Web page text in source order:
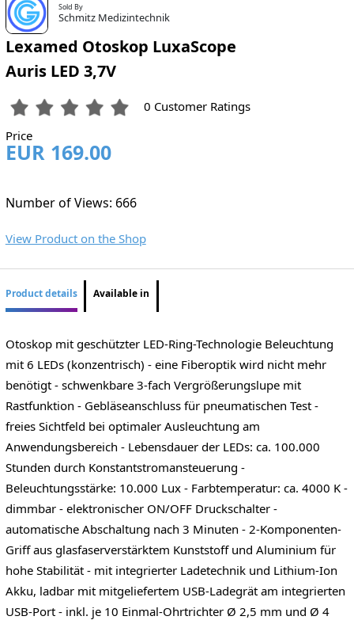
Sold By
Schmitz Medizintechnik
Lexamed Otoskop LuxaScope
Auris LED 3,7V
0 Customer Ratings
Price
EUR 169.00
Number of Views: 666
View Product on the Shop
Product details Available in
Otoskop mit geschützter LED-Ring-Technologie Beleuchtung
mit 6 LEDs (konzentrisch) - eine Fiberoptik wird nicht mehr
benötigt - schwenkbare 3-fach Vergrößerungslupe mit
Rastfunktion - Gebläseanschluss für pneumatischen Test -
freies Sichtfeld bei optimaler Ausleuchtung am
Anwendungsbereich - Lebensdauer der LEDs: ca. 100.000
Stunden durch Konstantstromansteuerung -
Beleuchtungsstärke: 10.000 Lux - Farbtemperatur: ca. 4000 K -
dimmbar - elektronischer ON/OFF Druckschalter -
automatische Abschaltung nach 3 Minuten - 2-Komponenten-
Griff aus glasfaserverstärktem Kunststoff und Aluminium für
hohe Stabilität - mit integrierter Ladetechnik und Lithium-Ion
Akku, ladbar mit mitgeliefertem USB-Ladegrät am integrierten
USB-Port - inkl. je 10 Einmal-Ohrtrichter Ø 2,5 mm und Ø 4